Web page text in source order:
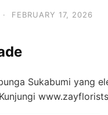
· FEBRUARY 17, 2026
Sukabumi yang